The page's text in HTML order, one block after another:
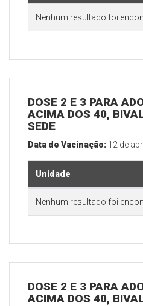
Nenhum resultado foi
DOSE 2 E 3 PARA
ACIMA DOS 40,
SEDE
Data de Vacinação: 12 de
Unidade
Nenhum resultado foi
DOSE 2 E 3 PARA
ACIMA DOS 40,